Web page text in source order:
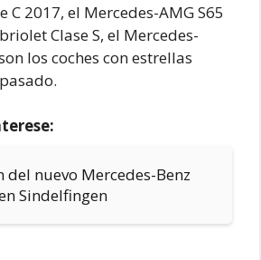
C 2017, el Mercedes-AMG S65
Clase S, el Mercedes-
los coches con estrellas
del nuevo Mercedes-Benz
Sindelfingen